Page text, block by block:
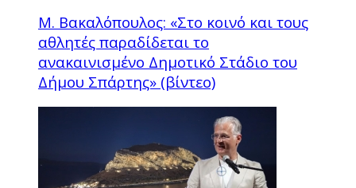
Μ. Βακαλόπουλος: «Στο κοινό και τους
αθλητές παραδίδεται το
ανακαινισμένο Δημοτικό Στάδιο του
Δήμου Σπάρτης» (βίντεο)